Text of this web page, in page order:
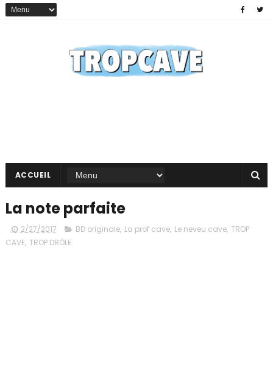
ACCUEIL
La note parfaite
2/27/2017 BD originale, La prof cave, Le neveu cave, TROP
CAVE, TROP DRÔLE